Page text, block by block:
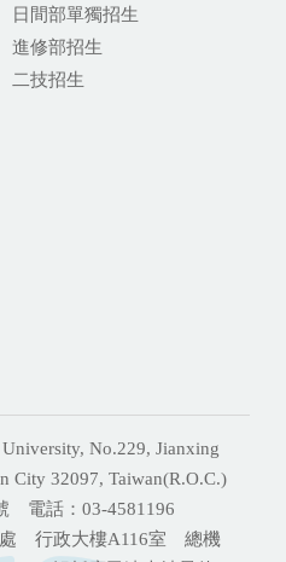
日間部單獨招生
進修部招生
二技招生
No.229, Jianxing
City 32097, Taiwan(R.O.C.)
電話：03-4581196
行政大樓A116室 總機